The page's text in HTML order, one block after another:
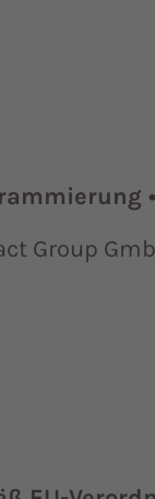
Group